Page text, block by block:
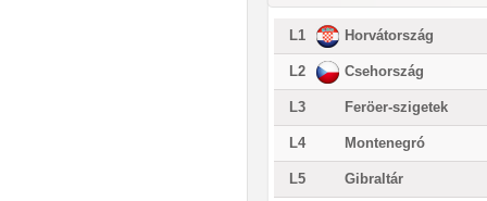
L1 Horvátország
L2 Csehország
L3 Feröer-szigetek
L4 Montenegró
L5 Gibraltár